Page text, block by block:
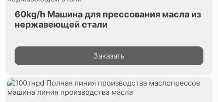
60kg/h Машина для прессования масла из
нержавеющей стали
Заказать